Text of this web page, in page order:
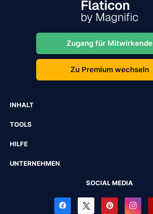
Zugang für Mitwirkende
Zu Premium wechseln
INHALT
TOOLS
HILFE
UNTERNEHMEN
SOCIAL MEDIA